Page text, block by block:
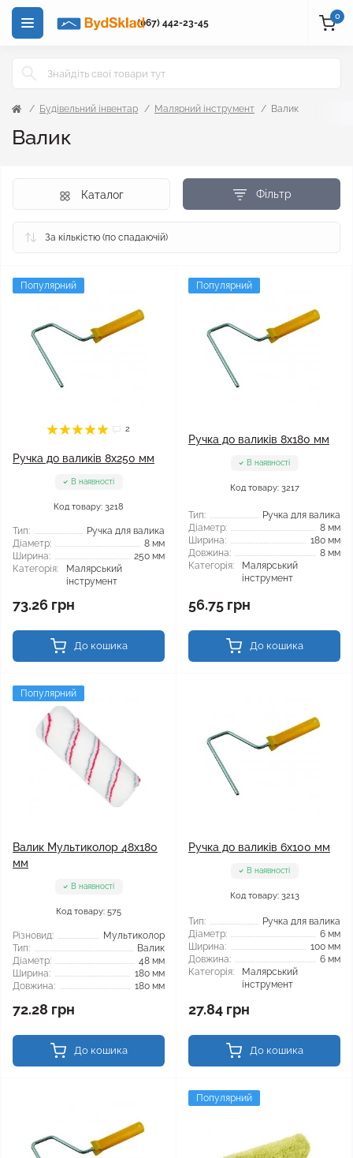
(067) 442-23-45
0
Будівельний інвентар Малярний інструмент Валик
Валик
Фільтр
Каталог
Популярний
2
Ручка до валиків 8x250 мм
В наявності
Код товару: 3218
Тип:
Ручка для валика
Діаметр:
8 мм
Ширина:
250 мм
Категорія:
Малярський
інструмент
73.26 грн
До кошика
Популярний
Ручка до валиків 8x180 мм
В наявності
Код товару: 3217
Тип:
Ручка для валика
Діаметр:
8 мм
Ширина:
180 мм
Довжина:
8 мм
Категорія:
Малярський
інструмент
56.75 грн
До кошика
Популярний
Валик Мультиколор 48x180
мм
В наявності
Код товару: 575
Різновид:
Мультиколор
Тип:
Валик
Діаметр:
48 мм
Ширина:
180 мм
Довжина:
180 мм
72.28 грн
До кошика
Ручка до валиків 6x100 мм
В наявності
Код товару: 3213
Тип:
Ручка для валика
Діаметр:
6 мм
Ширина:
100 мм
Довжина:
6 мм
Категорія:
Малярський
інструмент
27.84 грн
До кошика
Популярний